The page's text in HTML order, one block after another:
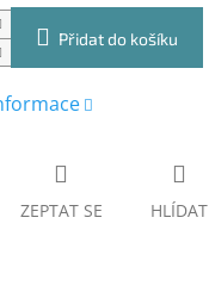
Přidat do košíku
ZEPTAT SE HLÍDAT